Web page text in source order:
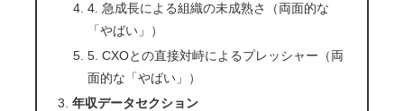
4. 急成長による組織の未成熟さ（両面的な
「やばい」）
5. CXOとの直接対峙によるプレッシャー（両
面的な「やばい」）
年収データセクション